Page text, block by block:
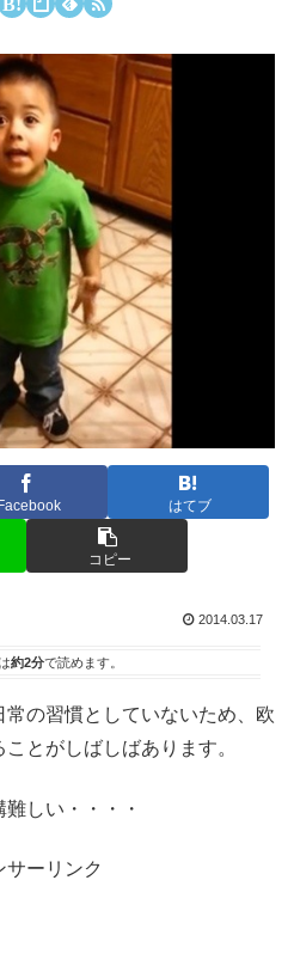
はてブ
コピー
2014.03.17
約2分で読めます。
常の習慣としていないため、欧
とがしばしばあります。
しい・・・・
サーリンク